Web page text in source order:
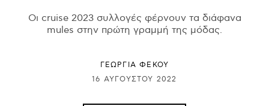
Οι cruise 2023 συλλογές φέρνουν τα διάφανα
mules στην πρώτη γραμμή της μόδας.
ΓΕΩΡΓΙΑ ΦΕΚΟΥ
16 ΑΥΓΟΎΣΤΟΥ 2022